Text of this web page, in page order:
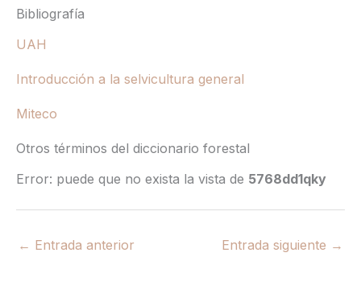
Bibliografía
UAH
Introducción a la selvicultura general
Miteco
Otros términos del diccionario forestal
Error: puede que no exista la vista de 5768dd1qky
← Entrada anterior Entrada siguiente →